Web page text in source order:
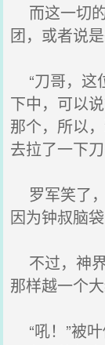
而这一切
团，或者说
“刀哥，这
下中，可以
那个，所以
去拉了一下
罗军笑了
因为钟叔脑
不过，神
那样越一个
“吼！”被